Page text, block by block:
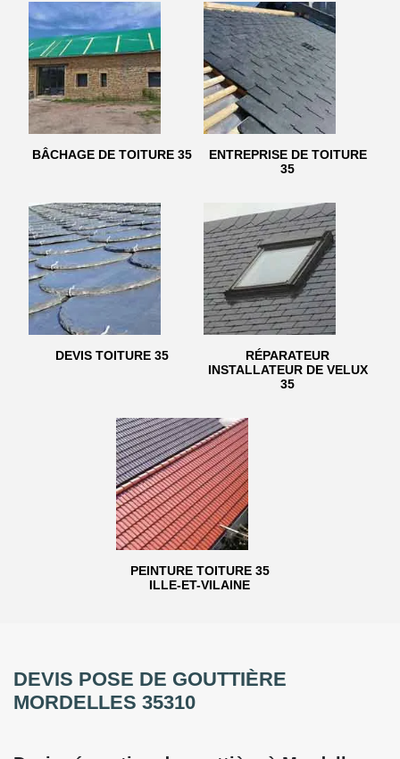
BÂCHAGE DE TOITURE 35
ENTREPRISE DE TOITURE
35
DEVIS TOITURE 35
RÉPARATEUR
INSTALLATEUR DE VELUX
35
PEINTURE TOITURE 35
ILLE-ET-VILAINE
DEVIS POSE DE GOUTTIÈRE
MORDELLES 35310